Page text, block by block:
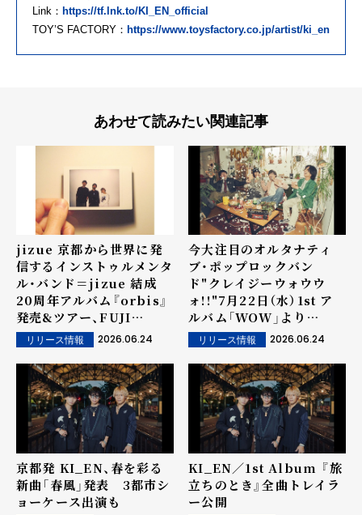
Link： https://tf.lnk.to/KI_EN_official
TOY’S FACTORY： https://www.toysfactory.co.jp/artist/ki_en
あわせて読みたい関連記事
jizue 京都から世界に発
信するインストゥルメンタ
ル・バンド＝jizue 結成
20周年アルバム『orbis』
発売&ツアー、FUJI
ROCK'26出演決定！配信
シングル「SNEAKPEAK
feat. Shing02」6/24よ
り配信開始！
リリース情報 2026.06.24
今大注目のオルタナティ
ブ・ポップロックバン
ド"クレイジーウォウウ
ォ!!"7月22日（水）1st ア
ルバム「WOW」より
6/24（水）に先行配信シン
グル第二弾「VIVA!!
（Album Ver.）」リリース
＆MVプレミア公開！
8/15（土）にはSUMMER
SONIC 2026 OSAKA出
演決定!!
リリース情報 2026.06.24
京都発 KI_EN、春を彩る
新曲「春風」発表 3都市シ
ョーケース出演も
KI_EN／1st Album 『旅
立ちのとき』全曲トレイラ
ー公開